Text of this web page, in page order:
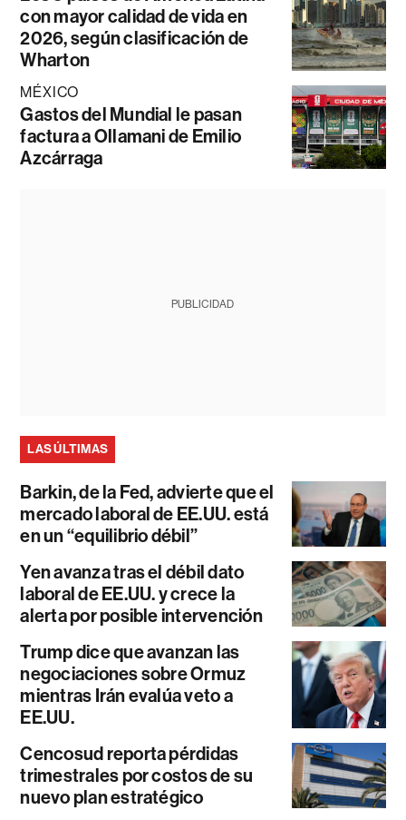
con mayor calidad de vida en
2026, según clasificación de
Wharton
MÉXICO
Gastos del Mundial le pasan
factura a Ollamani de Emilio
Azcárraga
PUBLICIDAD
LAS ÚLTIMAS
Barkin, de la Fed, advierte que el
mercado laboral de EE.UU. está
en un “equilibrio débil”
Yen avanza tras el débil dato
laboral de EE.UU. y crece la
alerta por posible intervención
Trump dice que avanzan las
negociaciones sobre Ormuz
mientras Irán evalúa veto a
EE.UU.
Cencosud reporta pérdidas
trimestrales por costos de su
nuevo plan estratégico